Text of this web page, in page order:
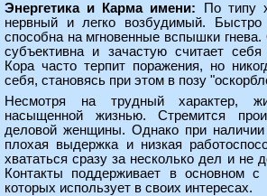
Энергетика и Карма имени: По типу
нервный и легко возбудимый.
способна на мгновенные вспышки
субъективна и зачастую считает
Кора часто терпит поражения, но
себя, становясь при этом в позу
Несмотря на трудный характер,
насыщенной жизнью. Стремится
деловой женщины. Однако при
плохая выдержка и низкая
хвататься сразу за несколько дел и не
Контакты поддерживает в основном
которых использует в своих интересах.